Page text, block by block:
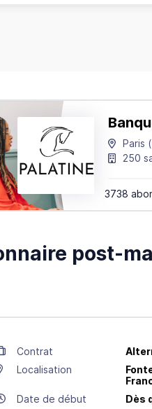
Paris
250
3738
post-
Contrat
Localisation
Date de début Dès